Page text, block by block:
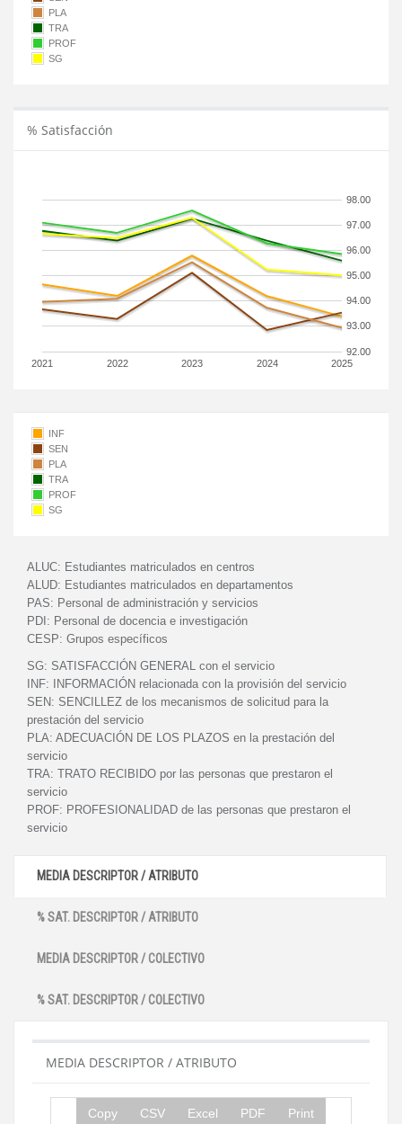
PLA
TRA
PROF
SG
% Satisfacción
2021 2022 2023 2024 2025
92.00
93.00
94.00
95.00
96.00
97.00
98.00
INF
SEN
PLA
TRA
PROF
SG
ALUC: Estudiantes matriculados en centros
ALUD: Estudiantes matriculados en departamentos
PAS: Personal de administración y servicios
PDI: Personal de docencia e investigación
CESP: Grupos específicos
SG: SATISFACCIÓN GENERAL con el servicio
INF:
INFORMACIÓN relacionada con la provisión del servicio
SEN: SENCILLEZ de los mecanismos de solicitud para la
prestación del servicio
PLA: ADECUACIÓN DE LOS PLAZOS en la prestación del
servicio
TRA: TRATO RECIBIDO por las personas que prestaron el
servicio
PROF: PROFESIONALIDAD de las personas que prestaron el
servicio
MEDIA DESCRIPTOR / ATRIBUTO
% SAT. DESCRIPTOR / ATRIBUTO
MEDIA DESCRIPTOR / COLECTIVO
% SAT. DESCRIPTOR / COLECTIVO
MEDIA DESCRIPTOR / ATRIBUTO
Copy CSV Excel PDF Print